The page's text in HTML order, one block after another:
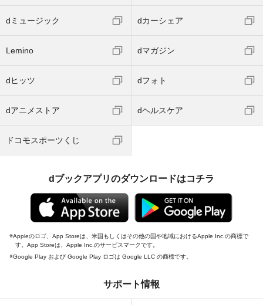
dミュージック dカーシェア
Lemino dマガジン
dヒッツ dフォト
dアニメストア dヘルスケア
ドコモスポーツくじ
dブックアプリのダウンロードはコチラ
Appleのロゴ、App Storeは、米国もしくはその他の国や地域におけるApple Inc.の商標で
す。App Storeは、Apple Inc.のサービスマークです。
Google Play および Google Play ロゴは Google LLC の商標です。
サポート情報